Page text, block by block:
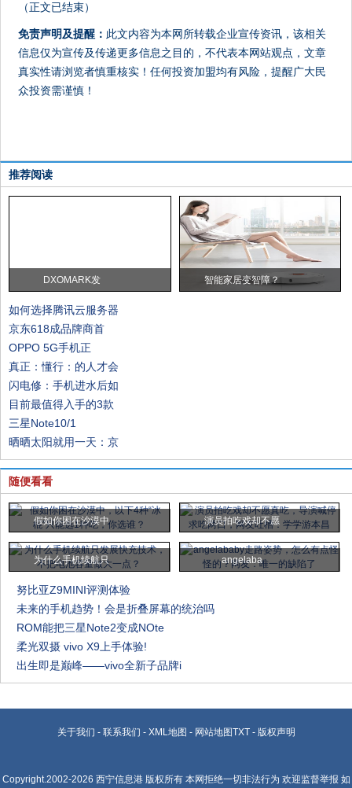
（正文已结束）
免责声明及提醒： 此文内容为本网所转载企业宣传资讯，该相关
信息仅为宣传及传递更多信息之目的，不代表本网站观点，文章
真实性请浏览者慎重核实！任何投资加盟均有风险，提醒广大民
众投资需谨慎！
推荐阅读
DXOMARK发 智能家居变智障？
如何选择腾讯云服务器
京东618成品牌商首
OPPO 5G手机正
真正：懂行：的人才会
闪电修：手机进水后如
目前最值得入手的3款
三星Note10/1
晒晒太阳就用一天：京
随便看看
假如你困在沙漠中 演员拍吃戏却不愿
为什么手机续航只 angelaba
努比亚Z9MINI评测体验
未来的手机趋势！会是折叠屏幕的统治吗
ROM能把三星Note2变成NOte
柔光双摄 vivo X9上手体验!
出生即是巅峰——vivo全新子品牌i
关于我们 - 联系我们 - XML地图 - 网站地图TXT- 版权声明
Copyright.2002-2026 西宁信息港版权所有 本网拒绝一切非法行为 欢迎监督举报 如